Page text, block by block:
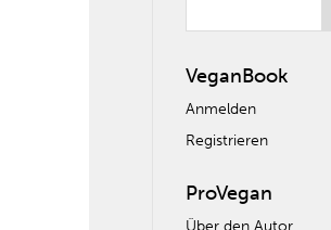
VeganBook
Anmelden
Registrieren
ProVegan
Über den Autor